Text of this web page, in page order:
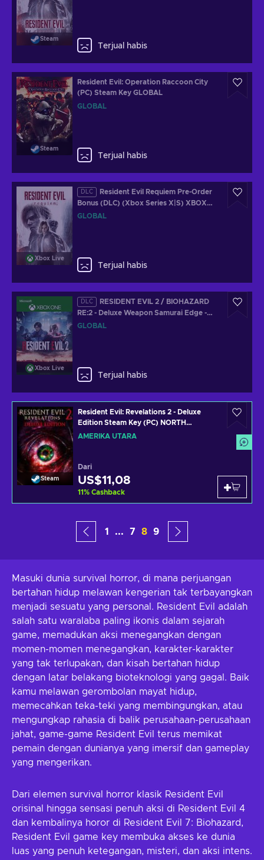
Steam
Terjual habis
Steam
Resident Evil: Operation Raccoon City
(PC) Steam Key GLOBAL
GLOBAL
Terjual habis
Xbox Live
DLC
Resident Evil Requiem Pre-Order
Bonus (DLC) (Xbox Series X|S) XBOX
LIVE Key GLOBAL
GLOBAL
Terjual habis
Xbox Live
DLC
RESIDENT EVIL 2 / BIOHAZARD
RE:2 - Deluxe Weapon Samurai Edge -
Chris Model(DLC) XBOX LIVE Key
GLOBAL
Terjual habis
Steam
Resident Evil: Revelations 2 - Deluxe
Edition Steam Key (PC) NORTH
AMERICA
AMERIKA UTARA
Dari
US$11,08
11% Cashback
1 ... 7 8 9
Masuki dunia survival horror, di mana perjuangan
bertahan hidup melawan kengerian tak terbayangkan
menjadi sesuatu yang personal. Resident Evil adalah
salah satu waralaba paling ikonis dalam sejarah
game, memadukan aksi menegangkan dengan
momen-momen menegangkan, karakter-karakter
yang tak terlupakan, dan kisah bertahan hidup
dengan latar belakang bioteknologi yang gagal. Baik
kamu melawan gerombolan mayat hidup,
memecahkan teka-teki yang membingungkan, atau
mengungkap rahasia di balik perusahaan-perusahaan
jahat, game-game Resident Evil terus memikat
pemain dengan dunianya yang imersif dan gameplay
yang mengerikan.
Dari elemen survival horror klasik Resident Evil
orisinal hingga sensasi penuh aksi di Resident Evil 4
dan kembalinya horor di Resident Evil 7: Biohazard,
Resident Evil game key membuka akses ke dunia
luas yang penuh ketegangan, misteri, dan aksi intens.